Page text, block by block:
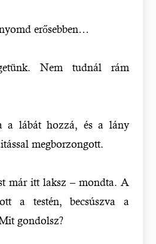
erősebben…
Nem tudnál rám
a lábát hozzá, és a lány
megborzongott.
már itt laksz – mondta. A
a testén, becsúszva a
gondolsz?